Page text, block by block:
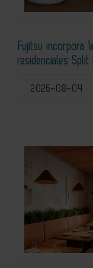
Fujitsu incorpora
residenciales
2026-08-04